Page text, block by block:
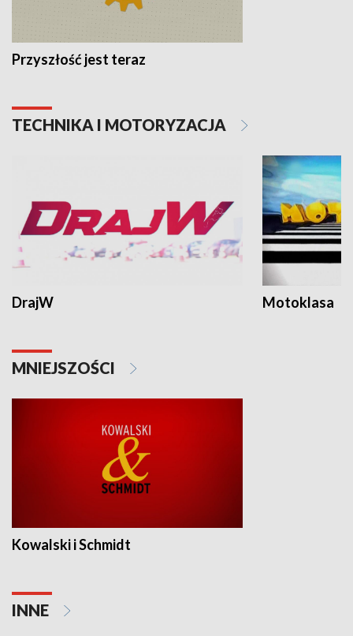
Przyszłość jest teraz
TECHNIKA I MOTORYZACJA
DrajW Motoklasa
MNIEJSZOŚCI
Kowalski i Schmidt
INNE